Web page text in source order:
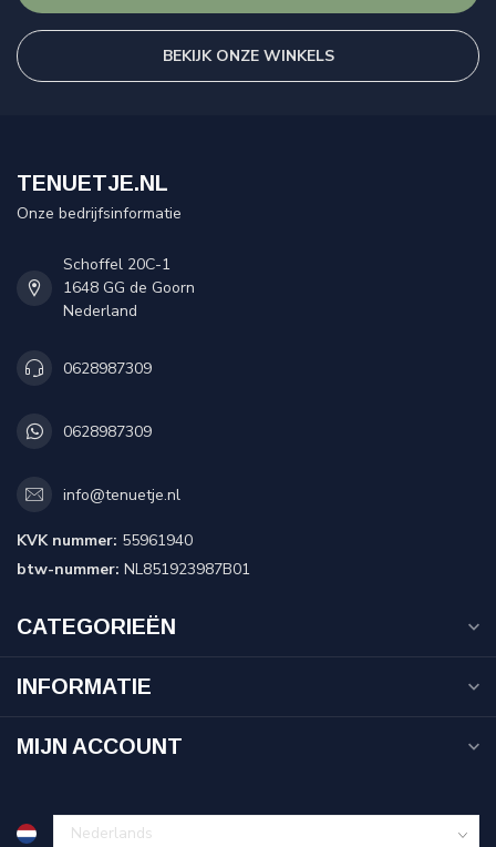
BEKIJK ONZE WINKELS
TENUETJE.NL
Onze bedrijfsinformatie
Schoffel 20C-1
1648 GG de Goorn
Nederland
0628987309
0628987309
info@tenuetje.nl
KVK nummer: 55961940
btw-nummer: NL851923987B01
CATEGORIEËN
INFORMATIE
MIJN ACCOUNT